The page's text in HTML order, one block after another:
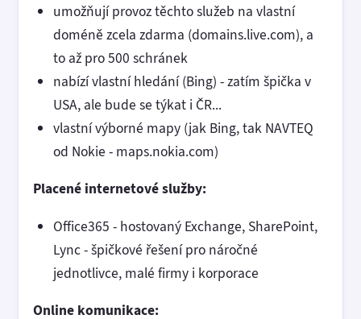
umožňují provoz těchto služeb na vlastní
doméně zcela zdarma (domains.live.com), a
to až pro 500 schránek
nabízí vlastní hledání (Bing) - zatím špička v
USA, ale bude se týkat i ČR...
vlastní výborné mapy (jak Bing, tak NAVTEQ
od Nokie - maps.nokia.com)
Placené internetové služby:
Office365 - hostovaný Exchange, SharePoint,
Lync - špičkové řešení pro náročné
jednotlivce, malé firmy i korporace
Online komunikace: